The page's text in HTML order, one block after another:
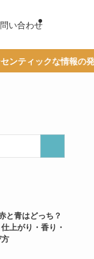
い合わせ
の発信を通じて、あ
と青はどっち？
上がり・香り・